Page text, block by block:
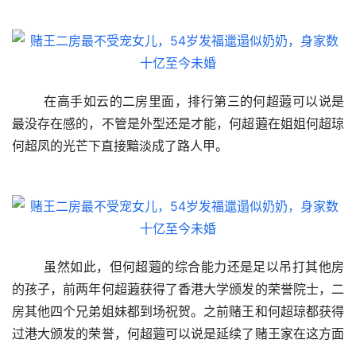
	在高手如云的二房里面，排行第三的何超蕸可以说是
最没存在感的，不管是外型还是才能，何超蕸在姐姐何超琼
何超凤的光芒下直接黯淡成了路人甲。
的孩子，前两年何超蕸获得了香港大学颁发的荣誉院士，二
房其他四个兄弟姐妹都到场祝贺。之前赌王和何超琼都获得
过港大颁发的荣誉，何超蕸可以说是延续了赌王家在这方面